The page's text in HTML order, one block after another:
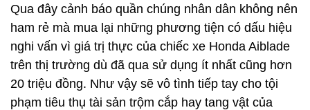
Qua đây cảnh báo quần chúng nhân dân không nên
ham rẻ mà mua lại những phương tiện có dấu hiệu
nghi vấn vì giá trị thực của chiếc xe Honda Aiblade
trên thị trường dù đã qua sử dụng ít nhất cũng hơn
20 triệu đồng. Như vậy sẽ vô tình tiếp tay cho tội
phạm tiêu thụ tài sản trộm cắp hay tang vật của